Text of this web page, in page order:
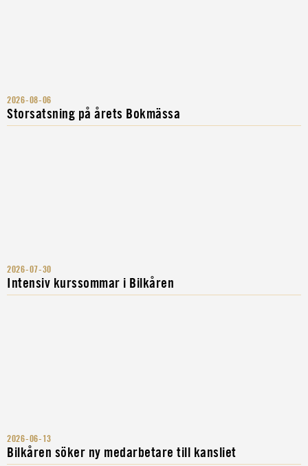
2026-08-06
Storsatsning på årets Bokmässa
2026-07-30
Intensiv kurssommar i Bilkåren
2026-06-13
Bilkåren söker ny medarbetare till kansliet